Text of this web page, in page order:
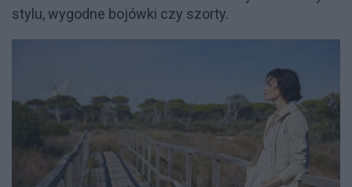
stylu, wygodne bojówki czy szorty.